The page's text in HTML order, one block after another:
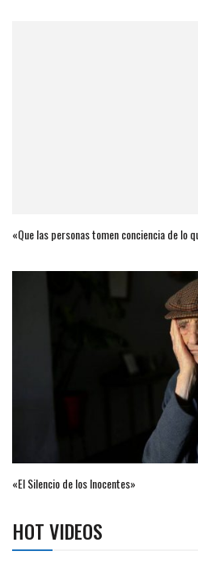
«Que las personas tomen conciencia de lo
«El Silencio de los Inocentes»
HOT VIDEOS